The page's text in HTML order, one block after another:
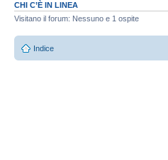
CHI C’È IN LINEA
Visitano il forum: Nessuno e 1 ospite
Indice